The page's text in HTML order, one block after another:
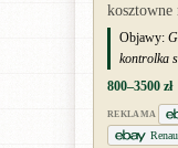
kosztowne
Objawy:
kontrolka
800–3500 zł
REKLAMA